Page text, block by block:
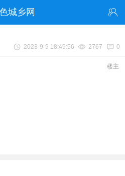
城乡网
2023-9-9 18:49:56 2767 0
楼主